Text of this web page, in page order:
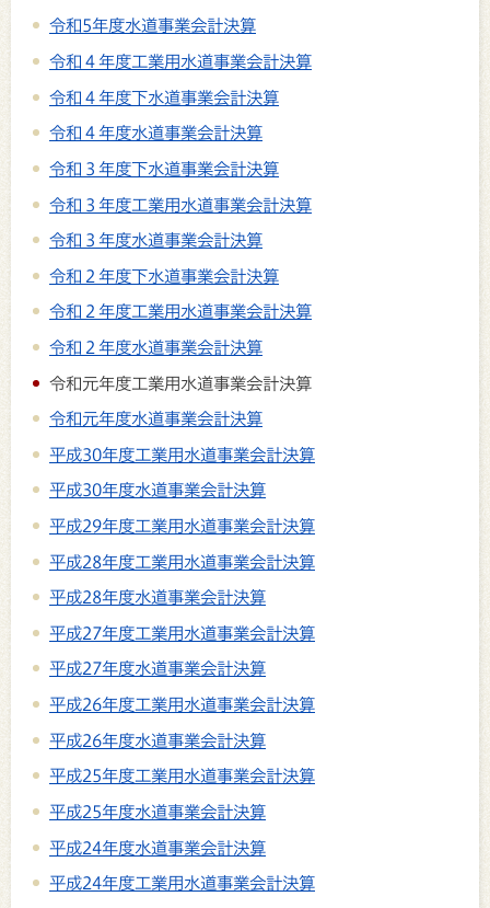
令和5年度水道事業会計決算
令和４年度工業用水道事業会計決算
令和４年度下水道事業会計決算
令和４年度水道事業会計決算
令和３年度下水道事業会計決算
令和３年度工業用水道事業会計決算
令和３年度水道事業会計決算
令和２年度下水道事業会計決算
令和２年度工業用水道事業会計決算
令和２年度水道事業会計決算
令和元年度工業用水道事業会計決算
令和元年度水道事業会計決算
平成30年度工業用水道事業会計決算
平成30年度水道事業会計決算
平成29年度工業用水道事業会計決算
平成28年度工業用水道事業会計決算
平成28年度水道事業会計決算
平成27年度工業用水道事業会計決算
平成27年度水道事業会計決算
平成26年度工業用水道事業会計決算
平成26年度水道事業会計決算
平成25年度工業用水道事業会計決算
平成25年度水道事業会計決算
平成24年度水道事業会計決算
平成24年度工業用水道事業会計決算